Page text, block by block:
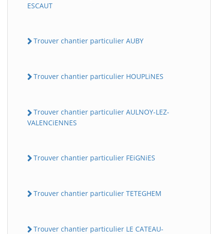
ESCAUT
Trouver chantier particulier AUBY
Trouver chantier particulier HOUPLiNES
Trouver chantier particulier AULNOY-LEZ-
VALENCiENNES
Trouver chantier particulier FEiGNiES
Trouver chantier particulier TETEGHEM
Trouver chantier particulier LE CATEAU-